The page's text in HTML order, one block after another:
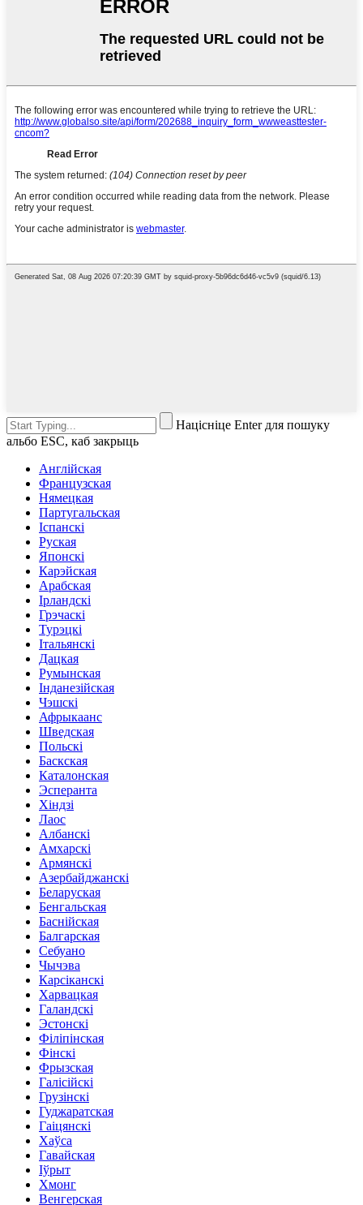
Націсніце Enter для пошуку
альбо ESC, каб закрыць
Англійская
Французская
Нямецкая
Партугальская
Іспанскі
Руская
Японскі
Карэйская
Арабская
Ірландскі
Грэчаскі
Турэцкі
Італьянскі
Дацкая
Румынская
Інданезійская
Чэшскі
Афрыкаанс
Шведская
Польскі
Баскская
Каталонская
Эсперанта
Хіндзі
Лаос
Албанскі
Амхарскі
Армянскі
Азербайджанскі
Беларуская
Бенгальская
Баснійская
Балгарская
Себуано
Чычэва
Карсіканскі
Харвацкая
Галандскі
Эстонскі
Філіпінская
Фінскі
Фрызская
Галісійскі
Грузінскі
Гуджаратская
Гаіцянскі
Хаўса
Гавайская
Іўрыт
Хмонг
Венгерская